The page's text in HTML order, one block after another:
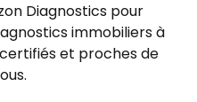
Diagnostics pour
immobiliers à
et proches de